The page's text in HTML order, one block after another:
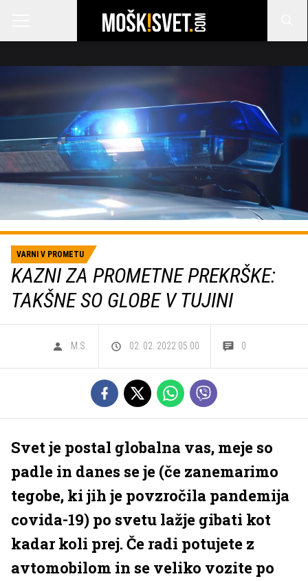
VARNI V PROMETU
KAZNI ZA PROMETNE PREKRŠKE:
TAKŠNE SO GLOBE V TUJINI
M.S. 02. 02. 2022 05.00 0
Svet je postal globalna vas, meje so
padle in danes se je (če zanemarimo
tegobe, ki jih je povzročila pandemija
covida-19) po svetu lažje gibati kot
kadar koli prej. Če radi potujete z
avtomobilom in se veliko vozite po